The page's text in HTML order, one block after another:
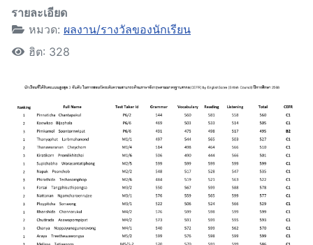
รายละเอียด
หมวด: ผลงาน/รางวัลของนักเรียน
ฮิต: 328